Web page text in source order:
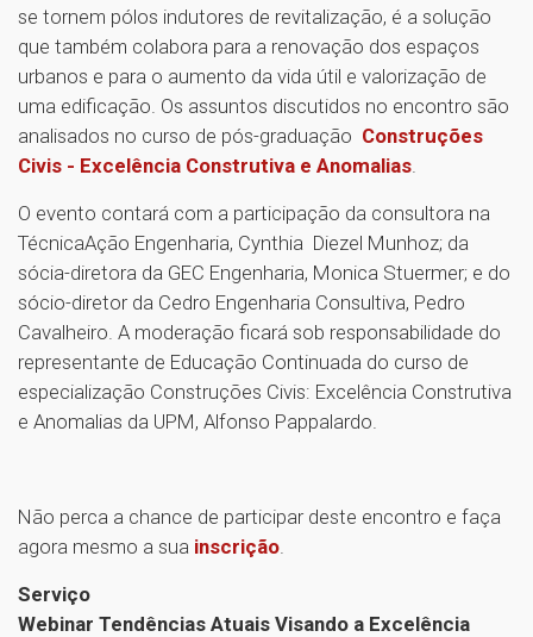
se tornem pólos indutores de revitalização, é a solução
que também colabora para a renovação dos espaços
urbanos e para o aumento da vida útil e valorização de
uma edificação. Os assuntos discutidos no encontro são
analisados no curso de pós-graduação Construções
Civis - Excelência Construtiva e Anomalias
O evento contará com a participação da consultora na
TécnicaAção Engenharia, Cynthia Diezel Munhoz; da
sócia-diretora da GEC Engenharia, Monica Stuermer; e do
sócio-diretor da Cedro Engenharia Consultiva, Pedro
Cavalheiro. A moderação ficará sob responsabilidade do
representante de Educação Continuada do curso de
especialização Construções Civis: Excelência Construtiva
e Anomalias da UPM, Alfonso Pappalardo.
Não perca a chance de participar deste encontro e faça
agora mesmo a sua inscrição
Serviço
Webinar Tendências Atuais Visando a Excelência